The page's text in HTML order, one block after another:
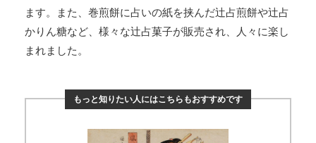
ます。また、巻煎餅に占いの紙を挟んだ辻占煎餅や辻占
かりん糖など、様々な辻占菓子が販売され、人々に楽し
まれました。
もっと知りたい人にはこちらもおすすめです